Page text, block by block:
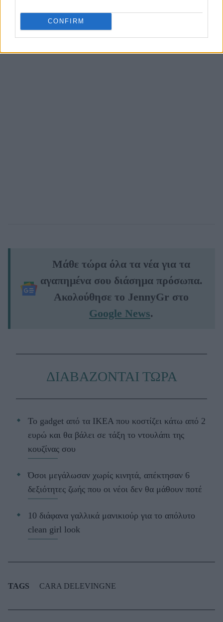
CONFIRM
Μάθε τώρα όλα τα νέα για τα
αγαπημένα σου διάσημα πρόσωπα.
Ακολούθησε το JennyGr στο
Google News.
ΔΙΑΒΑΖΟΝΤΑΙ ΤΩΡΑ
Το gadget από τα IKEA που κοστίζει κάτω από 2
ευρώ και θα βάλει σε τάξη το ντουλάπι της
κουζίνας σου
Όσοι μεγάλωσαν χωρίς κινητά, απέκτησαν 6
δεξιότητες ζωής που οι νέοι δεν θα μάθουν ποτέ
10 διάφανα γαλλικά μανικιούρ για το απόλυτο
clean girl look
TAGS CARA DELEVINGNE